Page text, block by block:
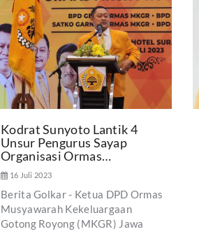
Kodrat Sunyoto Lantik 4
Unsur Pengurus Sayap
Organisasi Ormas…
16 Juli 2023
Berita Golkar - Ketua DPD Ormas
Musyawarah Kekeluargaan
Gotong Royong (MKGR) Jawa